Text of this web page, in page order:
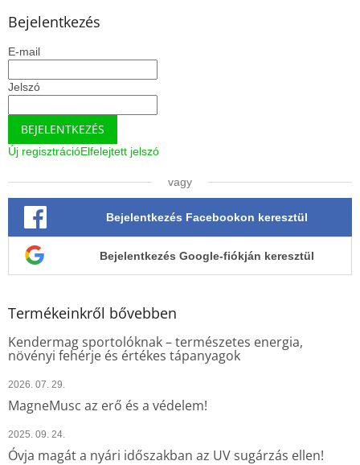
Bejelentkezés
E-mail
Jelszó
BEJELENTKEZÉS
Új regisztrációElfelejtett jelszó
vagy
Bejelentkezés Facebookon keresztül
Bejelentkezés Google-fiókján keresztül
Termékeinkről bővebben
Kendermag sportolóknak – természetes energia,
növényi fehérje és értékes tápanyagok
2026. 07. 29.
MagneMusc az erő és a védelem!
2025. 09. 24.
Óvja magát a nyári időszakban az UV sugárzás ellen!